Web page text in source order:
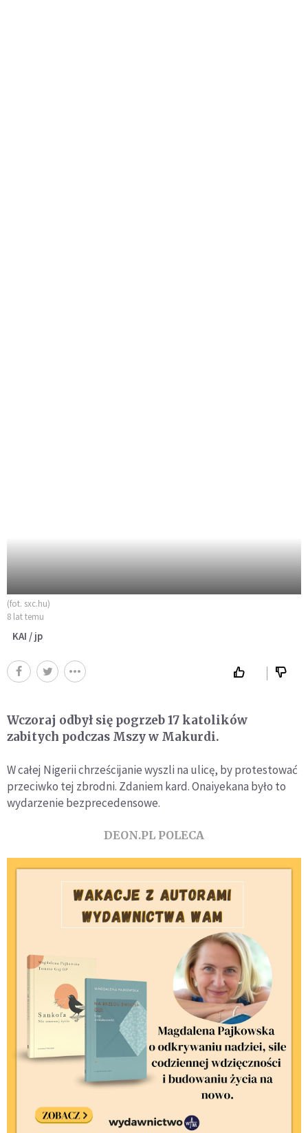
(fot. sxc.hu)
8 lat temu
KAI / jp
Wczoraj odbył się pogrzeb 17 katolików
zabitych podczas Mszy w Makurdi.
W całej Nigerii chrześcijanie wyszli na ulicę, by protestować
przeciwko tej zbrodni. Zdaniem kard. Onaiyekana było to
wydarzenie bezprecedensowe.
DEON.PL POLECA